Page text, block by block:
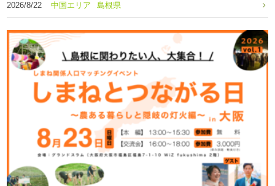
2026/8/22 中国エリア 島根県